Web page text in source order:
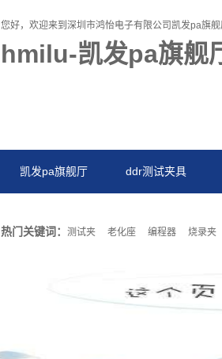
您好，欢迎来到深圳市鸿怡电子有限公司凯发pa旗舰
hmilu-凯发pa旗舰
凯发pa旗舰厅 ddr测试夹具
热门关键词： 测试夹 老化座 编程器 烧录夹